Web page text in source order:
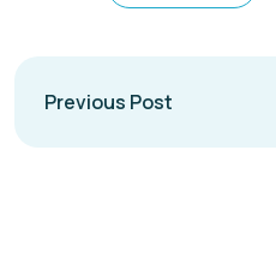
Previous Post